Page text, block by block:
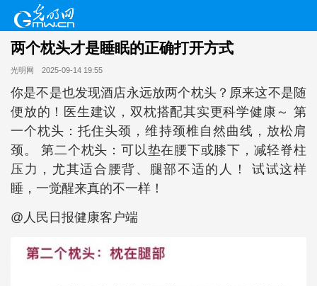
两个枕头才是睡眠的正确打开方式
光明网 2025-09-14 19:55
你是不是也发现酒店永远放两个枕头？原来这不是随
便放的！医生建议，双枕搭配其实更科学健康～ 第
一个枕头：托住头颈，维持颈椎自然曲线，放松肩
颈。 第二个枕头：可以垫在腰下或膝下，减轻脊柱
压力，尤其适合腰背、腿部不适的人！ 试试这样
睡，一觉醒来真的不一样！
@人民日报健康客户端